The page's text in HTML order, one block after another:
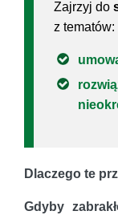
Zajrzyj do
z tematów:
Dlaczego te
Gdyby